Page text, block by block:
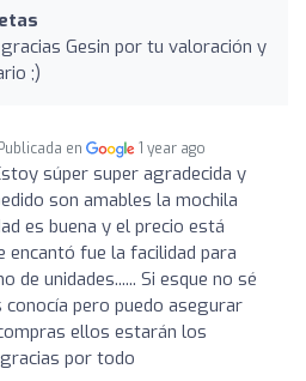
Gesin por tu valoración y
;)
Publicada en 1 year ago
súper super agradecida y
son amables la mochila
es buena y el precio está
encantó fue la facilidad para
unidades...... Si esque no sé
pero puedo asegurar
ellos estarán los
por todo